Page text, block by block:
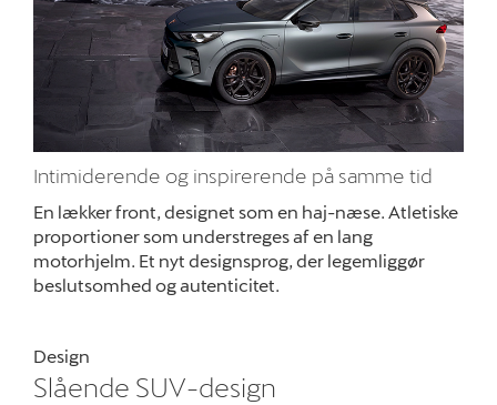
Intimiderende og inspirerende på samme tid
En lækker front, designet som en haj-næse. Atletiske
proportioner som understreges af en lang
motorhjelm. Et nyt designsprog, der legemliggør
beslutsomhed og autenticitet.
Design
Slående SUV-design